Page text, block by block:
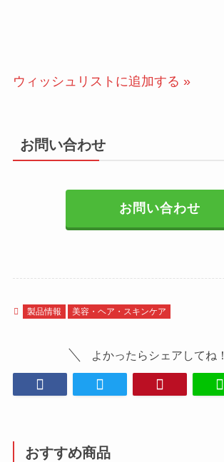
ウィッシュリストに追加する »
お問い合わせ
お問い合わせ
製品情報 美容・ヘア・スキンケア
よかったらシェアしてね！
おすすめ商品